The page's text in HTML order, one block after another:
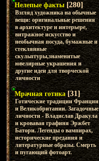
Нелепые факты [280]
Взгляд художника на обычные
вещи: оригинальные решения
в архитектуре и интерьере,
витражное искусство и
необычная посуда, бумажные и
стеклянные
скульптуры,знаменитые
ювелирные украшения и
другие идеи для творческой
личности
Мрачная готика [31]
Готические традиции Франции
и Великобритании. Загадочные
личности - Владислав Дракула
и кровавая графиня Эржбет
Батори. Легенды о вампирах,
исторические предания и
литературные образы. Смерть
и пугающий фотоарт.